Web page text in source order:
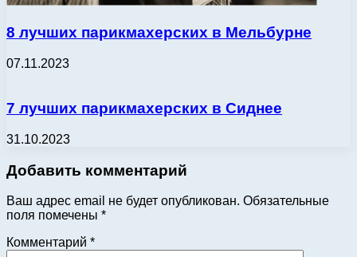
8 лучших парикмахерских в Мельбурне
07.11.2023
7 лучших парикмахерских в Сиднее
31.10.2023
Добавить комментарий
Ваш адрес email не будет опубликован. Обязательные
поля помечены *
Комментарий *